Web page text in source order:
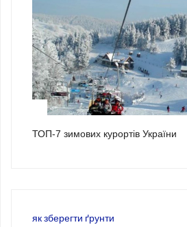
ТОП-7 зимових курортів України
як зберегти ґрунти